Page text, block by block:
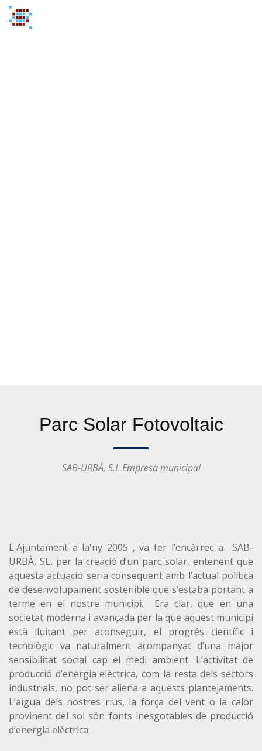
Parc Solar Fotovoltaic
SAB-URBÀ, S.L Empresa municipal
L'Ajuntament a la'ny 2005 , va fer l’encàrrec a SAB-
URBÀ, SL, per la creació d’un parc solar, entenent que
aquesta actuació seria conseqüent amb l’actual política
de desenvolupament sostenible que s’estaba portant a
terme en el nostre municipi. Era clar, que en una
societat moderna i avançada per la que aquest municipi
està lluitant per aconseguir, el progrés científic i
tecnològic va naturalment acompanyat d’una major
sensibilitat social cap el medi ambient. L’activitat de
producció d’energia elèctrica, com la resta dels sectors
industrials, no pot ser aliena a aquests plantejaments.
L’aigua dels nostres rius, la força del vent o la calor
provinent del sol són fonts inesgotables de producció
d’energia elèctrica.